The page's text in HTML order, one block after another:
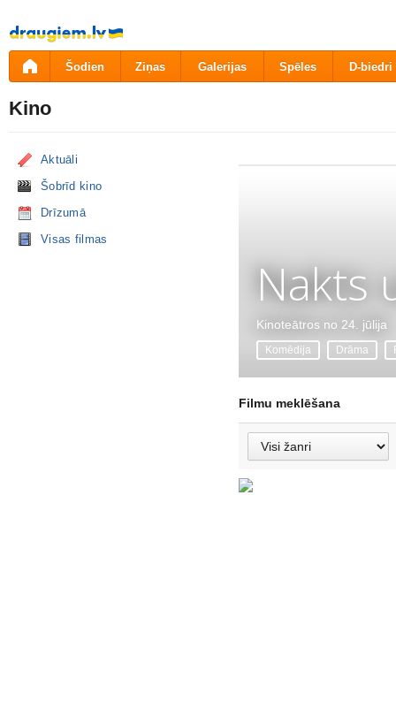
Pāriet
uz
saturu
Šodien Ziņas Galerijas Spēles D-biedri
Kino
Aktuāli
Šobrīd kino
Drīzumā
Visas filmas
Nakts
Kinoteātros no 24. jūlija
Komēdija Drāma
Filmu meklēšana